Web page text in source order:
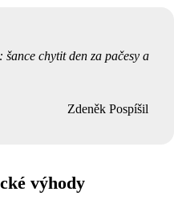
chytit den za pačesy a
Zdeněk Pospíšil
výhody